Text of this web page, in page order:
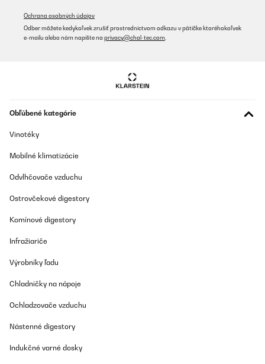
Ochrana osobných údajov
Odber môžete kedykoľvek zrušiť prostredníctvom odkazu v pätičke ktoréhokoľvek
e-mailu alebo nám napíšte na privacy@chal-tec.com
Obľúbené kategórie
Vinotéky
Mobilné klimatizácie
Odvlhčovače vzduchu
Ostrovčekové digestory
Komínové digestory
Infražiariče
Výrobníky ľadu
Chladničky na nápoje
Ochladzovače vzduchu
Nástenné digestory
Indukčné varné dosky